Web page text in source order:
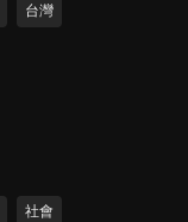
台灣
社會